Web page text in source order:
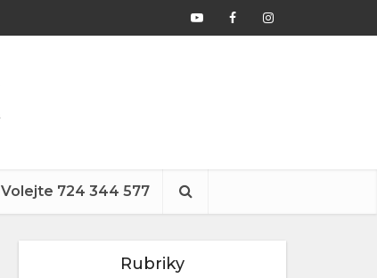
Volejte 724 344 577
Rubriky